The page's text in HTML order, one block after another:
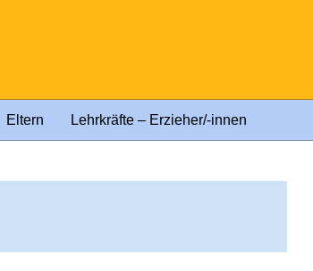
Eltern Lehrkräfte – Erzieher/-innen